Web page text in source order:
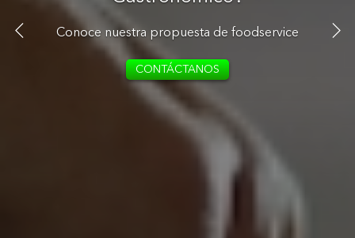
Tenemos una propuesta para vos
RECIBE ASESORAMIENTO